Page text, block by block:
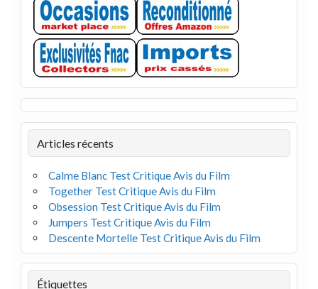
Articles récents
Calme Blanc Test Critique Avis du Film
Together Test Critique Avis du Film
Obsession Test Critique Avis du Film
Jumpers Test Critique Avis du Film
Descente Mortelle Test Critique Avis du Film
Étiquettes